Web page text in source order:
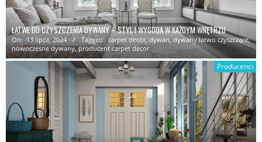
ŁATWE DO CZYSZCZENIA DYWANY – STYL I WYGODA W KAŻDYM WNĘTRZU
On: 13 lipca, 2024 Tagged: carpet decor, dywan, dywany łatwo czyszczące,
nowoczesne dywany,producent carpet decor
Producenci